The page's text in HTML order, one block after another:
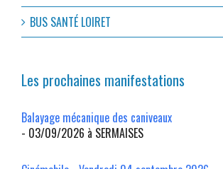
BUS SANTÉ LOIRET
Les prochaines manifestations
Balayage mécanique des caniveaux
- 03/09/2026 à SERMAISES